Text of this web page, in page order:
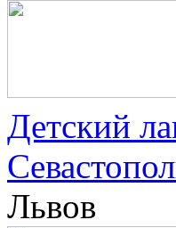
Детский
Львов